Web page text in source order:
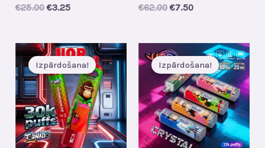
€25.00 Original
€25.00.
€3.25Current
€3.25.
€62.00 Original
€62.00.
€7.50Current
€7.50.
Izpārdošana! Izpārdošana!